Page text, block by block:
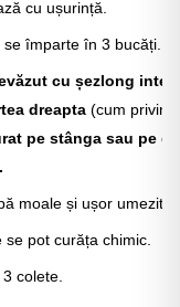
cu ușurință.
împarte în 3 bucăți.
cu șezlong
dreapta (cum privim
pe stânga sau pe
moale și ușor umezită.
pot curăța chimic.
colete.